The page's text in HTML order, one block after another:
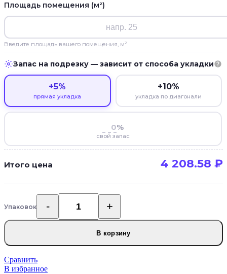
Площадь помещения (м²)
Введите площадь вашего помещения, м²
Запас на подрезку — зависит от способа укладки
+5%
прямая укладка
+10%
укладка по диагонали
%
свой запас
Итого цена 4 208.58 ₽
УпаковокКоличество
товара
ламинат
Fargo
Bevel
В корзину
Сравнить
В избранное